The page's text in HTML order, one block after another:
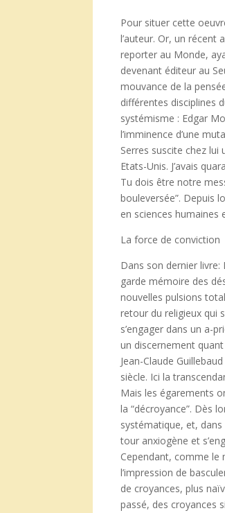
Pour situer cette
l’auteur. Or, un récent
reporter au Monde,
devenant éditeur au
mouvance de la
différentes disciplines
systémisme : Edgar
l’imminence d’une
Serres suscite chez lui
Etats-Unis. J’avais
Tu dois être notre
bouleversée”. Depuis
en sciences humaines
La force de conviction
Dans son dernier
garde mémoire des
nouvelles pulsions
retour du religieux qui
s’engager dans un a-
un discernement
Jean-Claude
siècle. Ici la
Mais les égarements
la “décroyance”. Dès
systématique, et,
tour anxiogène et
Cependant, comme le
l’impression de
de croyances, plus
passé, des croyances